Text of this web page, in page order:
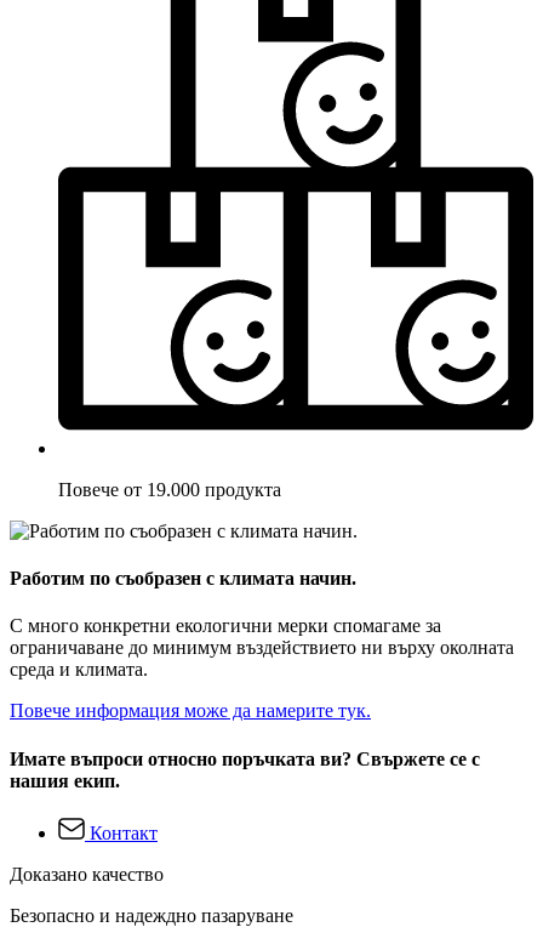
Повече от 19.000 продукта
Работим по съобразен с климата начин.
С много конкретни екологични мерки спомагаме за
ограничаване до минимум въздействието ни върху околната
среда и климата.
Повече информация може да намерите тук.
Имате въпроси относно поръчката ви? Свържете се с
нашия екип.
Контакт
Доказано качество
Безопасно и надеждно пазаруване